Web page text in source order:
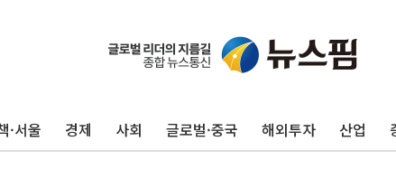
·서울 경제 사회 글로벌·중국 해외투자 산업
더본코리아 홍콩